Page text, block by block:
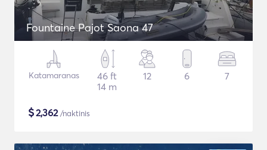
Fountaine Pajot Saona 47
Katamaranas
46 ft
14 m
12 6 7
$2,362/naktinis